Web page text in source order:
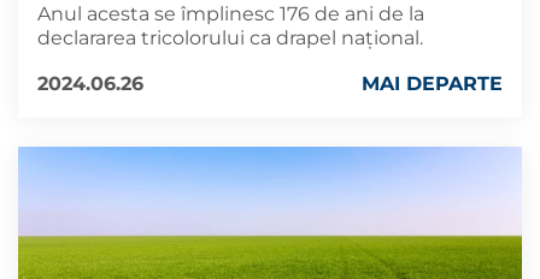
Anul acesta se împlinesc 176 de ani de la
declararea tricolorului ca drapel național.
2024.06.26
MAI DEPARTE